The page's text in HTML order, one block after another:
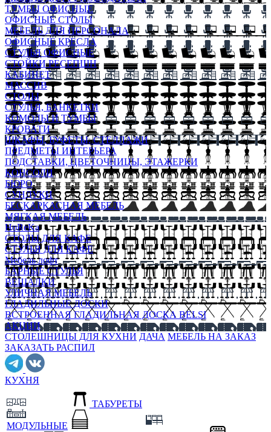
ТУМБЫ ОФИСНЫЕ
ОФИСНЫЕ СТОЛЫ
МЕБЕЛЬ ДЛЯ ПЕРСОНАЛА
ОФИСНЫЕ КРЕСЛА
СТУЛЬЯ ОФИСНЫЕ
СТОЙКИ РЕСЕПШН
КАБИНЕТ
МАССИВ
СТОЛЫ
СТУЛЬЯ, БАНКЕТКИ
КОМОДЫ И ТУМБЫ
КРОВАТИ
ШКАФЫ, БУФЕТЫ, СТЕЛЛАЖИ
ПРЕДМЕТЫ ИНТЕРЬЕРА
ПОДСТАВКИ, ЦВЕТОЧНИЦЫ, ЭТАЖЕРКИ
КОНСОЛИ
БЮРО
СУНДУКИ
БЕСКАРКАСНАЯ МЕБЕЛЬ
МЯГКАЯ МЕБЕЛЬ
HoReKa
СТОЛЫ ДЛЯ КАФЕ
СТУЛЬЯ ДЛЯ КАФЕ
Мебель лофт
БАРНЫЕ СТУЛЬЯ
ВЕШАЛКИ
УЛИЧНАЯ МЕБЕЛЬ
ГЛАДИЛЬНЫЕ ДОСКИ
ВСТРОЕННАЯ ГЛАДИЛЬНАЯ ДОСКА BELSI
АКЦИИ
СТОЛЕШНИЦЫ ДЛЯ КУХНИ ДАЧА МЕБЕЛЬ НА ЗАКАЗ
ЗАКАЗАТЬ РАСПИЛ
КУХНЯ
МОДУЛЬНЫЕ
ТАБУРЕТЫ